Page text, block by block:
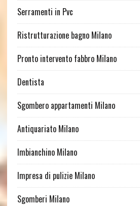
Serramenti in Pvc
Ristrutturazione bagno Milano
Pronto intervento fabbro Milano
Dentista
Sgombero appartamenti Milano
Antiquariato Milano
Imbianchino Milano
Impresa di pulizie Milano
Sgomberi Milano